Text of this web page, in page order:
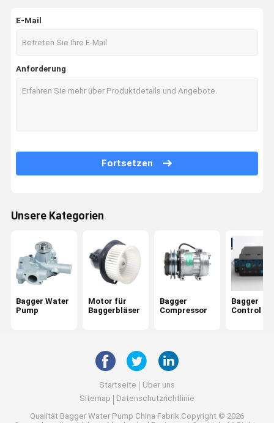
Bagger Control Panel
Servomotor für Bagger
Bagger ECU
Schlauchkühlerübertragung
Lufttrockner für Bagger
E-Mail
Anforderung
Fortsetzen
Unsere Kategorien
Bagger Water
Pump
Motor für
Baggerbläser
Bagger
Compressor
Bagger
Control
Startseite
Über uns
Sitemap
Datenschutzrichtlinie
Qualität Bagger Water Pump China Fabrik.Copyright © 2026